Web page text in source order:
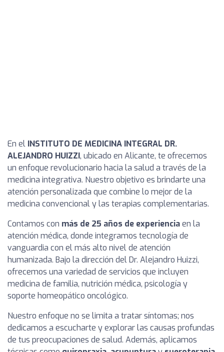
En el INSTITUTO DE MEDICINA INTEGRAL DR.
ALEJANDRO HUIZZI, ubicado en Alicante, te ofrecemos
un enfoque revolucionario hacia la salud a través de la
medicina integrativa. Nuestro objetivo es brindarte una
atención personalizada que combine lo mejor de la
medicina convencional y las terapias complementarias.
Contamos con más de 25 años de experienciaen la
atención médica, donde integramos tecnología de
vanguardia con el más alto nivel de atención
humanizada. Bajo la dirección del Dr. Alejandro Huizzi,
ofrecemos una variedad de servicios que incluyen
medicina de familia, nutrición médica, psicología y
soporte homeopático oncológico.
Nuestro enfoque no se limita a tratar síntomas; nos
dedicamos a escucharte y explorar las causas profundas
de tus preocupaciones de salud. Además, aplicamos